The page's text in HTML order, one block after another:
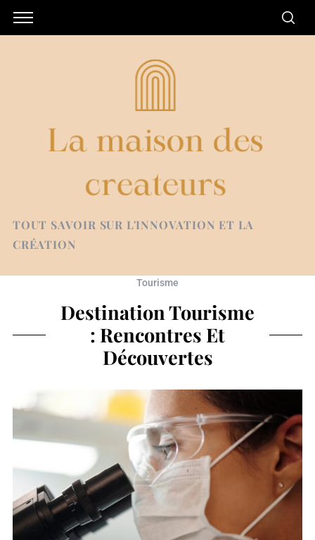
TOUT SAVOIR SUR L'INNOVATION ET LA
CRÉATION
Tourisme
Destination Tourisme
: Rencontres Et
Découvertes